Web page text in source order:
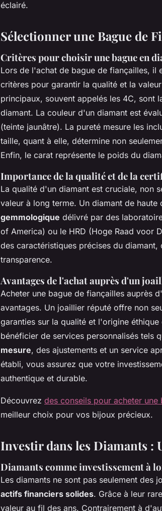
éclairé.
Sélectionner une Bague de
Critères pour choisir une bague en
Lors de l'achat de bague de fiançailles, il
critères pour garantir la qualité et la
principaux, souvent appelés les 4C, sont
diamant. La couleur d'un diamant est
(teinte jaunâtre). La pureté mesure les
taille, quant à elle, détermine non
Enfin, le carat représente le poids du
Importance de la qualité et de la
La qualité d'un diamant est cruciale, non
valeur à long terme. Un diamant de
gemmologique délivré par des
of America) ou le HRD (Hoge Raad voor
des caractéristiques précises du
transparence.
Avantages de l'achat auprès d'un
Acheter une bague de fiançailles auprès
avantages. Un joaillier réputé offre non
garanties sur la qualité et l'origine
bénéficier de services personnalisés tels
mesure, des ajustements et un service
établi, vous assurez que votre
authentique et durable.
Découvrez des conseils pour acheter
meilleur choix pour vos bijoux précieux.
Investir dans les Diamants :
Diamants comme investissement à
Les diamants ne sont pas seulement des
actifs financiers solides. Grâce à leur
valeur au fil des ans. Contrairement à